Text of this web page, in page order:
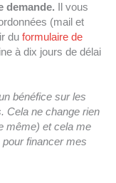
demande. Il vous
(mail et
du formulaire de
à dix jours de délai
bénéfice sur les
Cela ne change rien
même) et cela me
financer mes